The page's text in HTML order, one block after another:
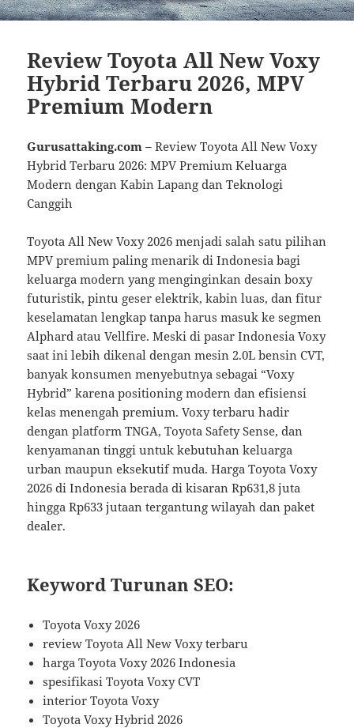
Review Toyota All New Voxy
Hybrid Terbaru 2026, MPV
Premium Modern
Gurusattaking.com – Review Toyota All New Voxy
Hybrid Terbaru 2026: MPV Premium Keluarga
Modern dengan Kabin Lapang dan Teknologi
Canggih
Toyota All New Voxy 2026 menjadi salah satu pilihan
MPV premium paling menarik di Indonesia bagi
keluarga modern yang menginginkan desain boxy
futuristik, pintu geser elektrik, kabin luas, dan fitur
keselamatan lengkap tanpa harus masuk ke segmen
Alphard atau Vellfire. Meski di pasar Indonesia Voxy
saat ini lebih dikenal dengan mesin 2.0L bensin CVT,
banyak konsumen menyebutnya sebagai “Voxy
Hybrid” karena positioning modern dan efisiensi
kelas menengah premium. Voxy terbaru hadir
dengan platform TNGA, Toyota Safety Sense, dan
kenyamanan tinggi untuk kebutuhan keluarga
urban maupun eksekutif muda. Harga Toyota Voxy
2026 di Indonesia berada di kisaran Rp631,8 juta
hingga Rp633 jutaan tergantung wilayah dan paket
dealer.
Keyword Turunan SEO:
Toyota Voxy 2026
review Toyota All New Voxy terbaru
harga Toyota Voxy 2026 Indonesia
spesifikasi Toyota Voxy CVT
interior Toyota Voxy
Toyota Voxy Hybrid 2026